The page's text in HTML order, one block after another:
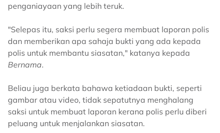
penganiayaan yang lebih teruk.
"Selepas itu, saksi perlu segera membuat laporan polis
dan memberikan apa sahaja bukti yang ada kepada
polis untuk membantu siasatan," katanya kepada
Bernama.
Beliau juga berkata bahawa ketiadaan bukti, seperti
gambar atau video, tidak sepatutnya menghalang
saksi untuk membuat laporan kerana polis perlu diberi
peluang untuk menjalankan siasatan.